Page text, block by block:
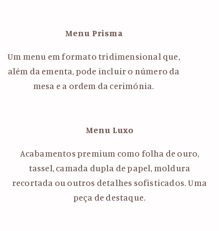
Menu Prisma
Um menu em formato tridimensional que,
além da ementa, pode incluir o número da
mesa e a ordem da cerimónia.
Menu Luxo
Acabamentos premium como folha de ouro,
tassel, camada dupla de papel, moldura
recortada ou outros detalhes sofisticados. Uma
peça de destaque.